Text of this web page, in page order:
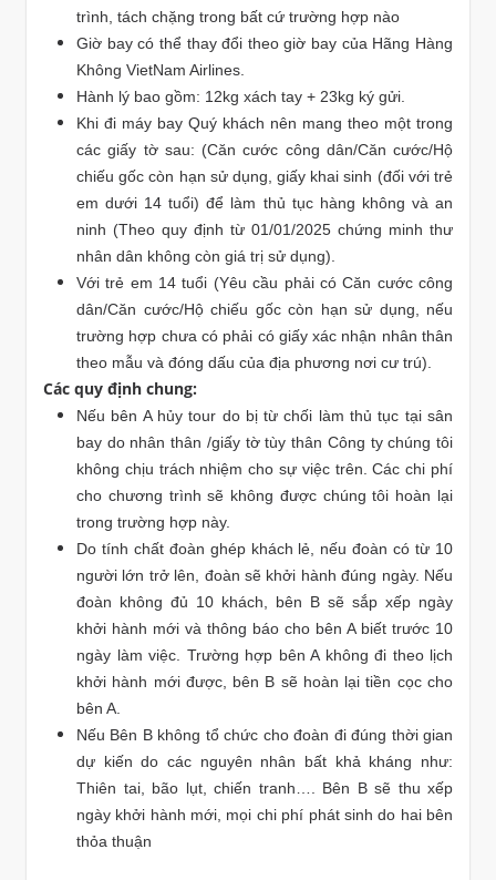
trình, tách chặng trong bất cứ trường hợp nào
Giờ bay có thể thay đổi theo giờ bay của Hãng Hàng
Không VietNam Airlines.
Hành lý bao gồm: 12kg xách tay + 23kg ký gửi.
Khi đi máy bay Quý khách nên mang theo một trong
các giấy tờ sau: (Căn cước công dân/Căn cước/Hộ
chiếu gốc còn hạn sử dụng, giấy khai sinh (đối với trẻ
em dưới 14 tuổi) để làm thủ tục hàng không và an
ninh (Theo quy định từ 01/01/2025 chứng minh thư
nhân dân không còn giá trị sử dụng).
Với trẻ em 14 tuổi (Yêu cầu phải có Căn cước công
dân/Căn cước/Hộ chiếu gốc còn hạn sử dụng, nếu
trường hợp chưa có phải có giấy xác nhận nhân thân
theo mẫu và đóng dấu của địa phương nơi cư trú).
Các quy định chung:
Nếu bên A hủy tour do bị từ chối làm thủ tục tại sân
bay do nhân thân /giấy tờ tùy thân Công ty chúng tôi
không chịu trách nhiệm cho sự việc trên. Các chi phí
cho chương trình sẽ không được chúng tôi hoàn lại
trong trường hợp này.
Do tính chất đoàn ghép khách lẻ, nếu đoàn có từ 10
người lớn trở lên, đoàn sẽ khởi hành đúng ngày. Nếu
đoàn không đủ 10 khách, bên B sẽ sắp xếp ngày
khởi hành mới và thông báo cho bên A biết trước 10
ngày làm việc. Trường hợp bên A không đi theo lịch
khởi hành mới được, bên B sẽ hoàn lại tiền cọc cho
bên A.
Nếu Bên B không tổ chức cho đoàn đi đúng thời gian
dự kiến do các nguyên nhân bất khả kháng như:
Thiên tai, bão lụt, chiến tranh…. Bên B sẽ thu xếp
ngày khởi hành mới, mọi chi phí phát sinh do hai bên
thỏa thuận